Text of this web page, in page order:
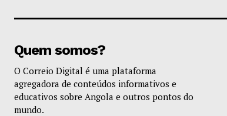
Quem somos?
O Correio Digital é uma plataforma
agregadora de conteúdos informativos e
educativos sobre Angola e outros pontos do
mundo.